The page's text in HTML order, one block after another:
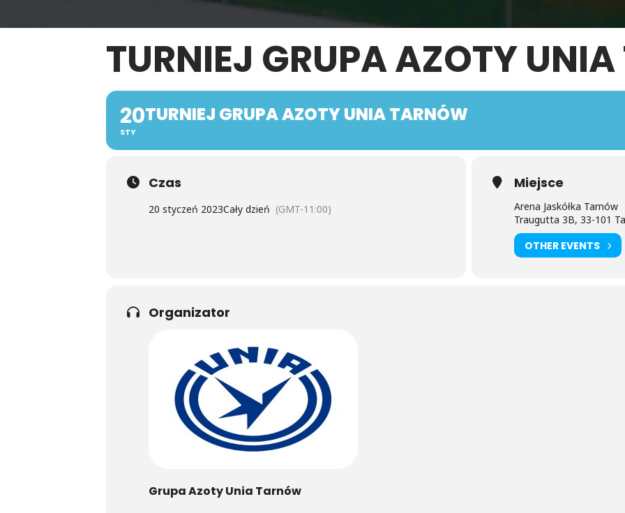
TURNIEJ GRUPA AZOTY
20
STY
TURNIEJ GRUPA AZOTY UNIA TARNÓW
Czas
20 styczeń 2023Cały dzień (GMT-11:00)
Miejsce
Arena Jaskółka Tarnów
Traugutta 3B, 33-101
OTHER EVENTS
Organizator
Grupa Azoty Unia Tarnów